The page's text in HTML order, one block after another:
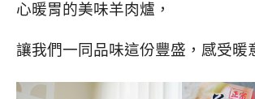
心暖胃的美味羊肉爐，
讓我們一同品味這份豐盛，感受暖